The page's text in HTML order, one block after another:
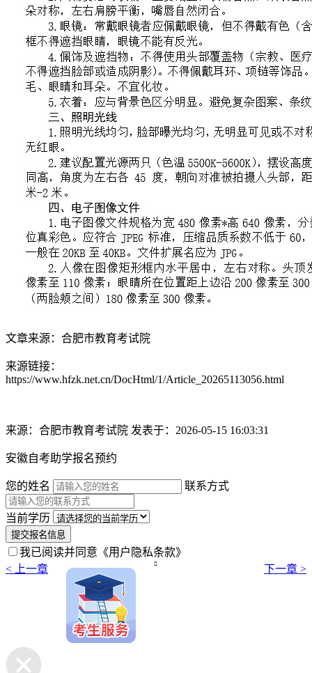
文章来源：合肥市教育考试院
来源链接：
https://www.hfzk.net.cn/DocHtml/1/Article_20265113056.html
来源：合肥市教育考试院 发表于：2026-05-15 16:03:31
安徽自考助学报名预约
您的姓名 联系方式
当前学历
提交报名信息
我已阅读并同意 《用户隐私条款》
< 上一章
 下一章 >